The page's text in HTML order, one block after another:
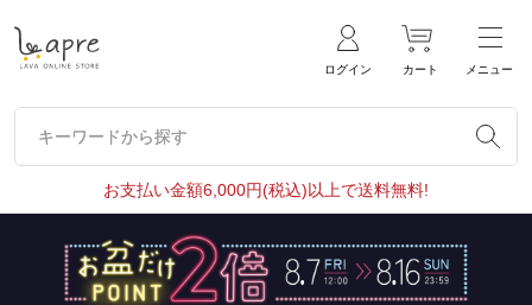
ログイン カート メニュー
キーワードから探す
キーワードから探す
お支払い金額6,000円(税込)以上で送料無料!